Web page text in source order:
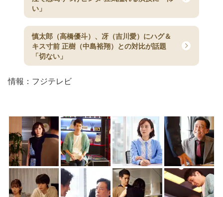
い」
慎太郎（高橋優斗）、冴（吉川愛）にハグ＆
キス寸前 正樹（中島裕翔）との対比が話題
「切ない」
情報：フジテレビ